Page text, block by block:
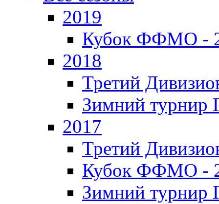
2019
Кубок ФФМО -
2018
Третий
Зимний турнир
2017
Третий
Кубок ФФМО -
Зимний турнир